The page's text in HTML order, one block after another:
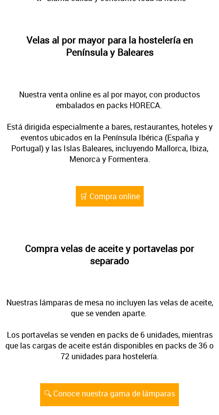
Velas al por mayor para la hostelería en
Península y Baleares
Nuestra venta online es al por mayor, con productos
embalados en packs HORECA.
Está dirigida especialmente a bares, restaurantes, hoteles y
eventos ubicados en la Península Ibérica (España y
Portugal) y las Islas Baleares, incluyendo Mallorca, Ibiza,
Menorca y Formentera.
🛒 Compra online
Compra velas de aceite y portavelas por
separado
Nuestras lámparas de mesa no incluyen las velas de aceite,
que se venden aparte.
Los portavelas se venden en packs de 6 unidades, mientras
que las cargas de aceite están disponibles en packs de 36 o
72 unidades para hostelería.
🔍 Conoce nuestra gama de lámparas